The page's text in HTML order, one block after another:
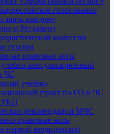
голосование
знать каждому
и Регламент
комиссии
ссылки
правовые акты
консультационный
ЧС
учебно-
пункт по ГО и ЧС
УКП
рекомендации МЧС
правовые акты
первой медицинской